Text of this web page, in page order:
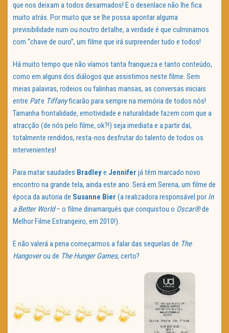
que nos deixam a todos desarmados! E o desenlace não lhe fica
muito atrás. Por muito que se lhe possa apontar alguma
previsibilidade num ou noutro detalhe, a verdade é que culminamos
com “chave de ouro”, um filme que irá surpreender tudo e todos!
Há muito tempo que não víamos tanta franqueza e tanto conteúdo,
como em alguns dos diálogos que assistimos neste filme. Sem
meias palavras, rodeios ou falinhas mansas, as conversas iniciais
entre Pate Tiffanyficarão para sempre na memória de todos nós!
Tamanha frontalidade, emotividade e naturalidade fazem com que a
atracção (de nós pelo filme, ok?!) seja imediata e a partir daí,
totalmente rendidos, resta-nos desfrutar do talento de todos os
intervenientes!
Para matar saudades Bradleye Jennifer já têm marcado novo
encontro na grande tela, ainda este ano. Será em Serena, um filme de
época da autoria de Susanne Bier (a realizadora responsável por In
a Better World– o filme dinamarquês que conquistou o Oscar®de
Melhor Filme Estrangeiro, em 2010!).
E não valerá a pena começarmos a falar das sequelas de The
Hangoverou de The Hunger Games, certo?